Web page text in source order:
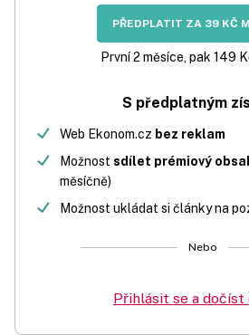
PŘEDPLATIT ZA 39 KČ
První 2 měsíce, pak 149
S předplatným
Web Ekonom.cz bez reklam
Možnost sdílet prémiový
měsíčně)
Možnost ukládat si články na
Nebo
Přihlásit se a dočíst